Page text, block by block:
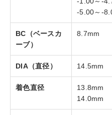
-5.00～-
BC（ベースカ
ーブ）
8.7mm
DIA（直径） 14.5mm
着色直径
13.8mm
14.0mm